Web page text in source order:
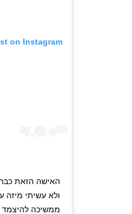
on Instagram
ולא עשיתי מיזה